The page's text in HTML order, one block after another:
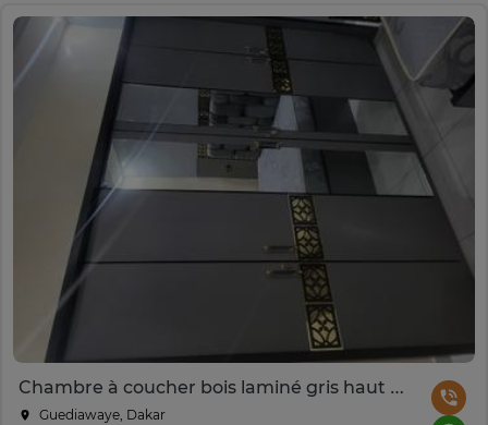
Chambre à coucher bois laminé gris haut de gamme
Guediawaye, Dakar